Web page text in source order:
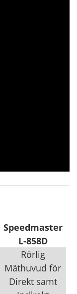
Speedmaster
L-858D
Rörlig
Mäthuvud för
Direkt samt